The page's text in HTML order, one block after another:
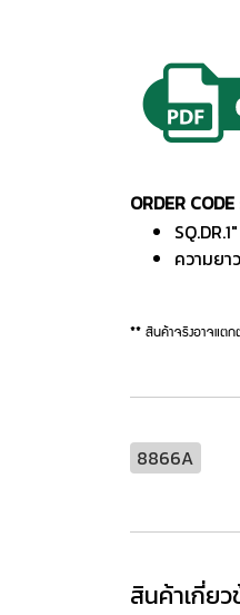
ORDER
SQ.DR.1"
ความย
** สินค้าจริงอาจแตก
8866A
สินค้าเกี่ย